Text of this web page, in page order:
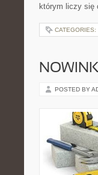
którym liczy się
CATEGORIES:
POSTED BY